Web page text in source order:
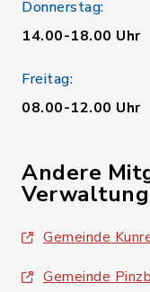
Donnerstag:
14.00-18.00 Uhr
Freitag:
08.00-12.00 Uhr
Andere
Gemeinde
Gemeinde